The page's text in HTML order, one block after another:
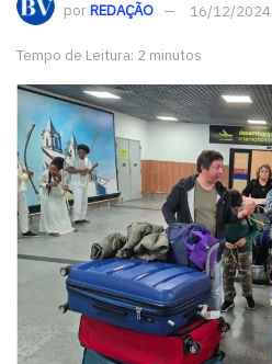
porREDAÇÃO 16/12/2024
Tempo de Leitura: 2 minutos